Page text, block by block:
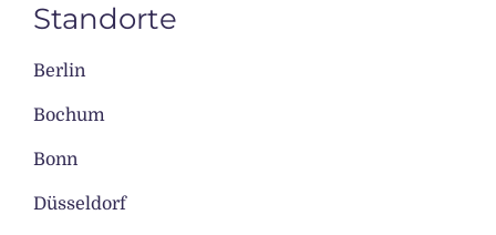
Standorte
Berlin
Bochum
Bonn
Düsseldorf